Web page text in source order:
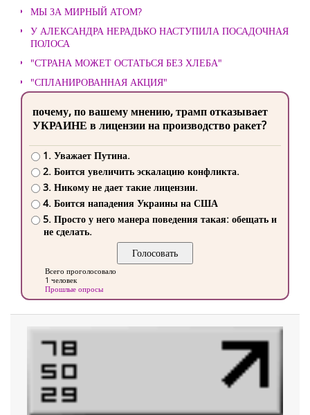
МЫ ЗА МИРНЫЙ АТОМ?
У АЛЕКСАНДРА НЕРАДЬКО НАСТУПИЛА ПОСАДОЧНАЯ
ПОЛОСА
"СТРАНА МОЖЕТ ОСТАТЬСЯ БЕЗ ХЛЕБА"
"СПЛАНИРОВАННАЯ АКЦИЯ"
почему, по вашему мнению, трамп отказывает
УКРАИНЕ в лицензии на производство ракет?
1. Уважает Путина.
2. Боится увеличить эскалацию конфликта.
3. Никому не дает такие лицензии.
4. Боится нападения Украины на США
5. Просто у него манера поведения такая: обещать и
не сделать.
Всего проголосовало
1 человек
Прошлые опросы